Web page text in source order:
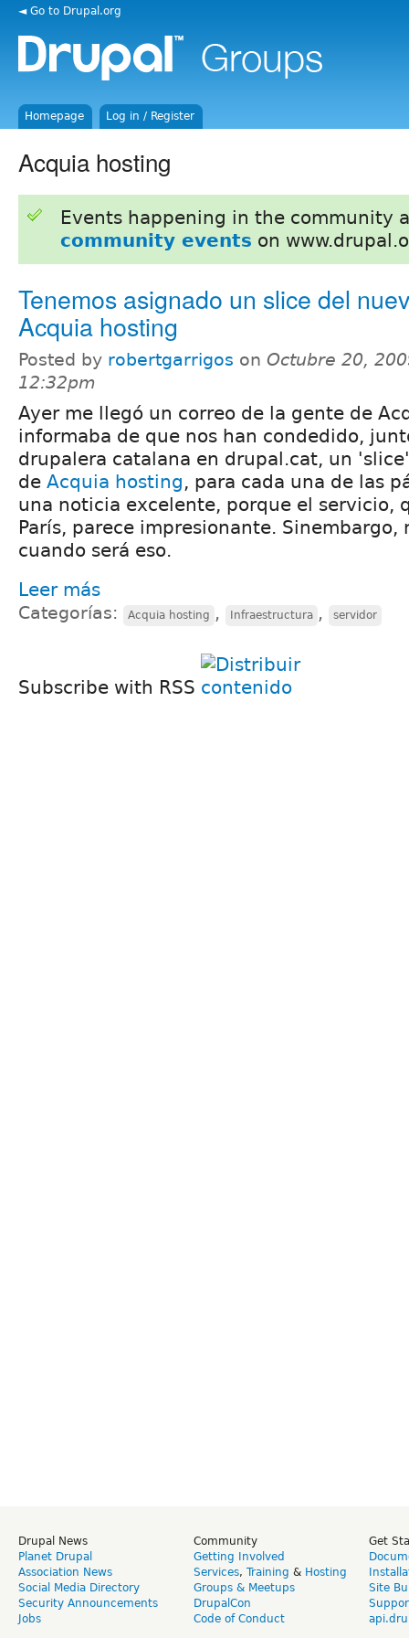
◄ Go to Drupal.org
Homepage Log in / Register
Acquia hosting
Events happening in the community
community events on
Tenemos asignado un slice del
Acquia hosting
Posted by robertgarrigos on Octubre 20,
12:32pm
Ayer me llegó un correo de la gente de
informaba de que nos han condedido,
drupalera catalana en drupal.cat, un
de Acquia hosting, para cada una de las
una noticia excelente, porque el servicio,
París, parece impresionante. Sinembargo,
cuando será eso.
Leer más
Categorías: Acquia hosting , Infraestructura , servidor
Subscribe with RSS
Drupal News
Planet Drupal
Association News
Social Media Directory
Security Announcements
Jobs
Community
Getting Involved
Services, Training & Hosting
Groups & Meetups
DrupalCon
Code of Conduct
Get
Site